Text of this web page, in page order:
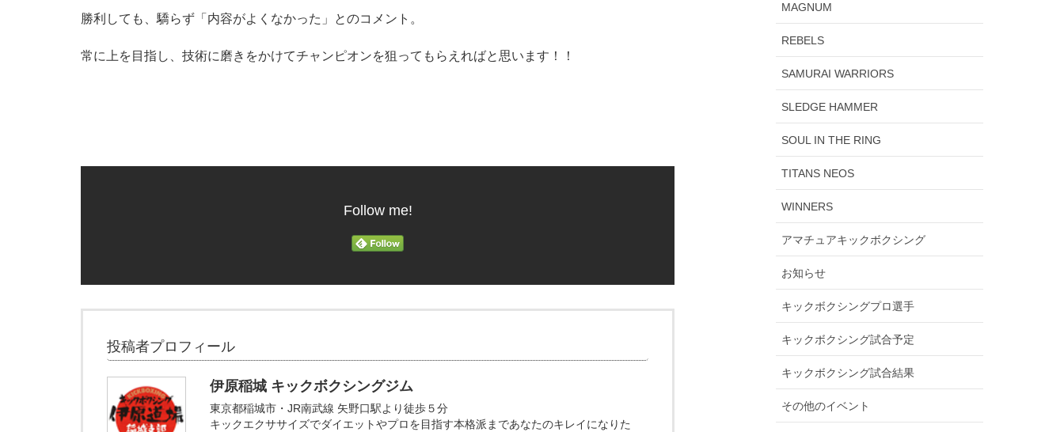
勝利しても、驕らず「内容がよくなかった」とのコメント。
常に上を目指し、技術に磨きをかけてチャンピオンを狙ってもらえればと思います！！
Follow me!
投稿者プロフィール
伊原稲城 キックボクシングジム
東京都稲城市・JR南武線 矢野口駅より徒歩５分
キックエクササイズでダイエットやプロを目指す本格派まであなたのキレイになりた
MAGNUM
REBELS
SAMURAI WARRIORS
SLEDGE HAMMER
SOUL IN THE RING
TITANS NEOS
WINNERS
アマチュアキックボクシング
お知らせ
キックボクシングプロ選手
キックボクシング試合予定
キックボクシング試合結果
その他のイベント